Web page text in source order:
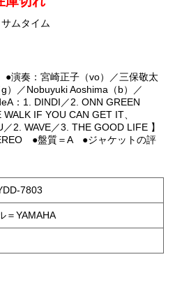
サムタイム
●演奏：宮崎正子（vo）／三保敬太
）／Nobuyuki Aoshima（b）／
：1. DINDI／2. ONN GREEN
WALK IF YOU CAN GET IT、
2. WAVE／3. THE GOOD LIFE 】
●盤質＝A ●ジャケットの評
＝A- 少痛みと小汚れ ●帯の評価
価の段階：【S／A／A-／B／B-
7803
＝YAMAHA